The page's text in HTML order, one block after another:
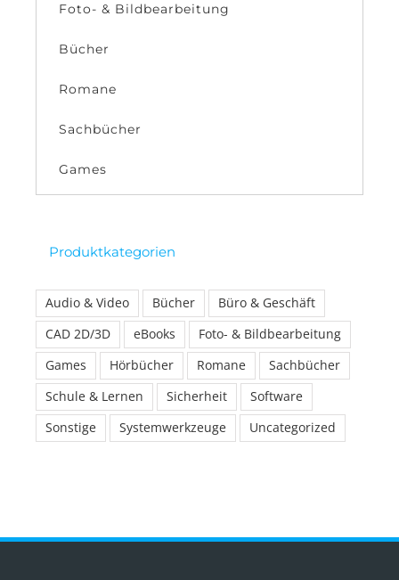
Foto- & Bildbearbeitung
Bücher
Romane
Sachbücher
Games
Produktkategorien
Audio & Video Bücher
Büro & Geschäft
CAD 2D/3D
eBooks
Foto- & Bildbearbeitung
Games
Hörbücher Romane
Sachbücher
Schule & Lernen
Sicherheit
Software
Sonstige
Systemwerkzeuge Uncategorized